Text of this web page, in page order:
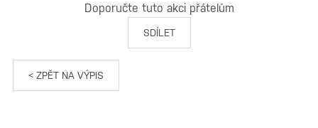
Doporučte tuto akci přátelům
SDÍLET
< ZPĚT NA VÝPIS